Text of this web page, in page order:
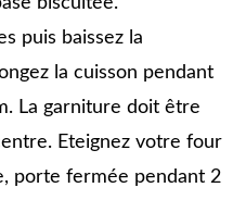
puis baissez la
la cuisson pendant
La garniture doit être
Eteignez votre four
porte fermée pendant 2